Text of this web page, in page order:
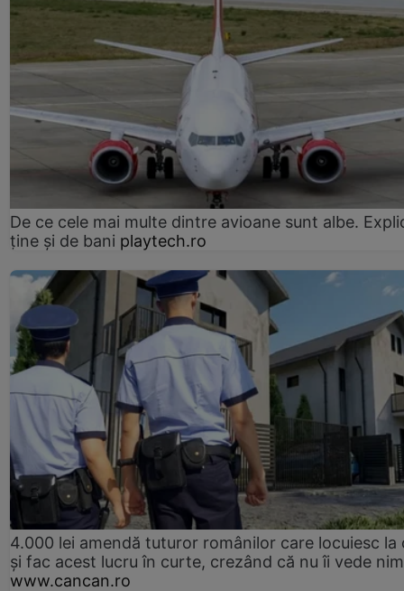
De ce cele mai multe dintre avioane sunt albe.
ține și de bani playtech.ro
4.000 lei amendă tuturor românilor care locuiesc la
și fac acest lucru în curte, crezând că nu îi vede
www.cancan.ro